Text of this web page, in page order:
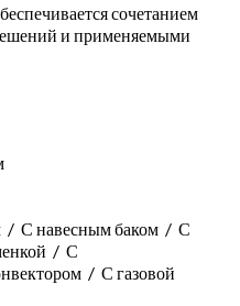
сочетанием
и применяемыми
/ С навесным баком / С
/ С
/ С газовой